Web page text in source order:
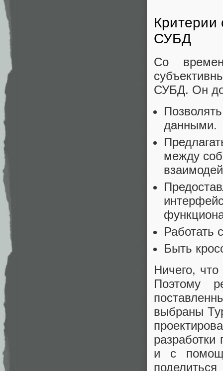
Критерии
СУБД
Со
СУБД. Он
данными.
между
Работать
Быть
Ничего,
Поэтому
выбраны
и с